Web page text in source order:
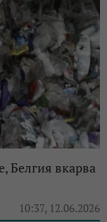
Белгия вкарва
10:37, 12.06.2026